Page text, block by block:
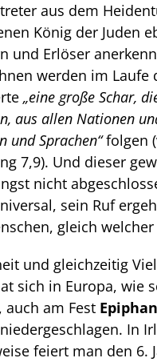
aus dem
König der Juden
und Erlöser
werden im Laufe
„eine große Schar,
aus allen Nationen
und Sprachen“folgen
7,9). Und dieser
nicht
sein Ruf
gleich
und gleichzeitig
sich in Europa, wie
auch am Fest
In
feiert man den 6.